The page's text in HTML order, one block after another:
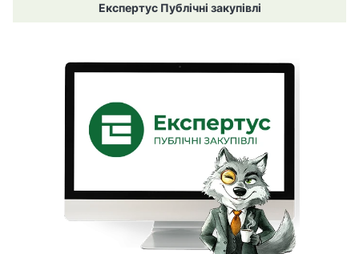
Експертус Публічні закупівлі